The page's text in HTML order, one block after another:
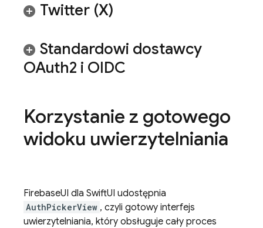
Twitter (X)
Standardowi dostawcy
OAuth2 i OIDC
Korzystanie z gotowego
widoku uwierzytelniania
FirebaseUI dla SwiftUI udostępnia
AuthPickerView , czyli gotowy interfejs
uwierzytelniania, który obsługuje cały proces